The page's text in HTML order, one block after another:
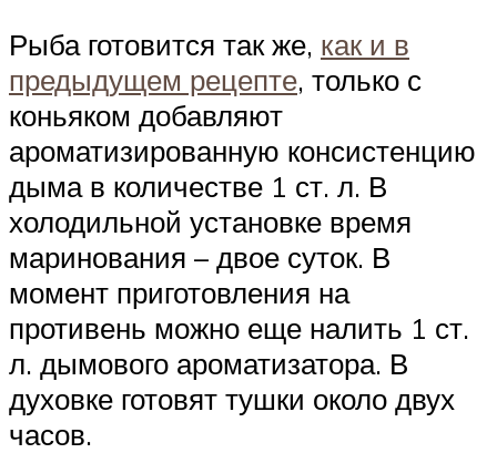
Рыба готовится так же, как и в
предыдущем рецепте, только с
коньяком добавляют
ароматизированную консистенцию
дыма в количестве 1 ст. л. В
холодильной установке время
маринования – двое суток. В
момент приготовления на
противень можно еще налить 1 ст.
л. дымового ароматизатора. В
духовке готовят тушки около двух
часов.